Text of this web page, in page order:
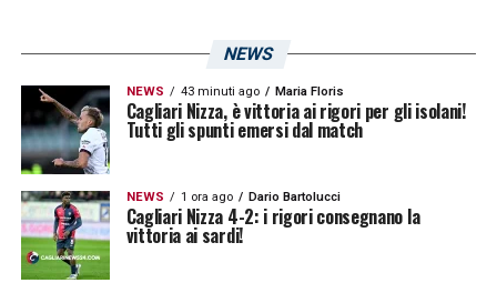
di proprietà della famiglia Percassi,
sarebbe però pronta ad avvicinarsi alla
richiesta del Cagliari per provare a
sbloccare l’affare.
Gaetano Atalanta, trattativa in fase
decisiva
NEWS
NEWS 43 minuti ago Maria Floris
Cagliari Nizza, è vittoria ai rigori per gli isolani!
Tutti gli spunti emersi dal match
NEWS 1 ora ago Dario Bartolucci
Cagliari Nizza 4-2: i rigori consegnano la
vittoria ai sardi!